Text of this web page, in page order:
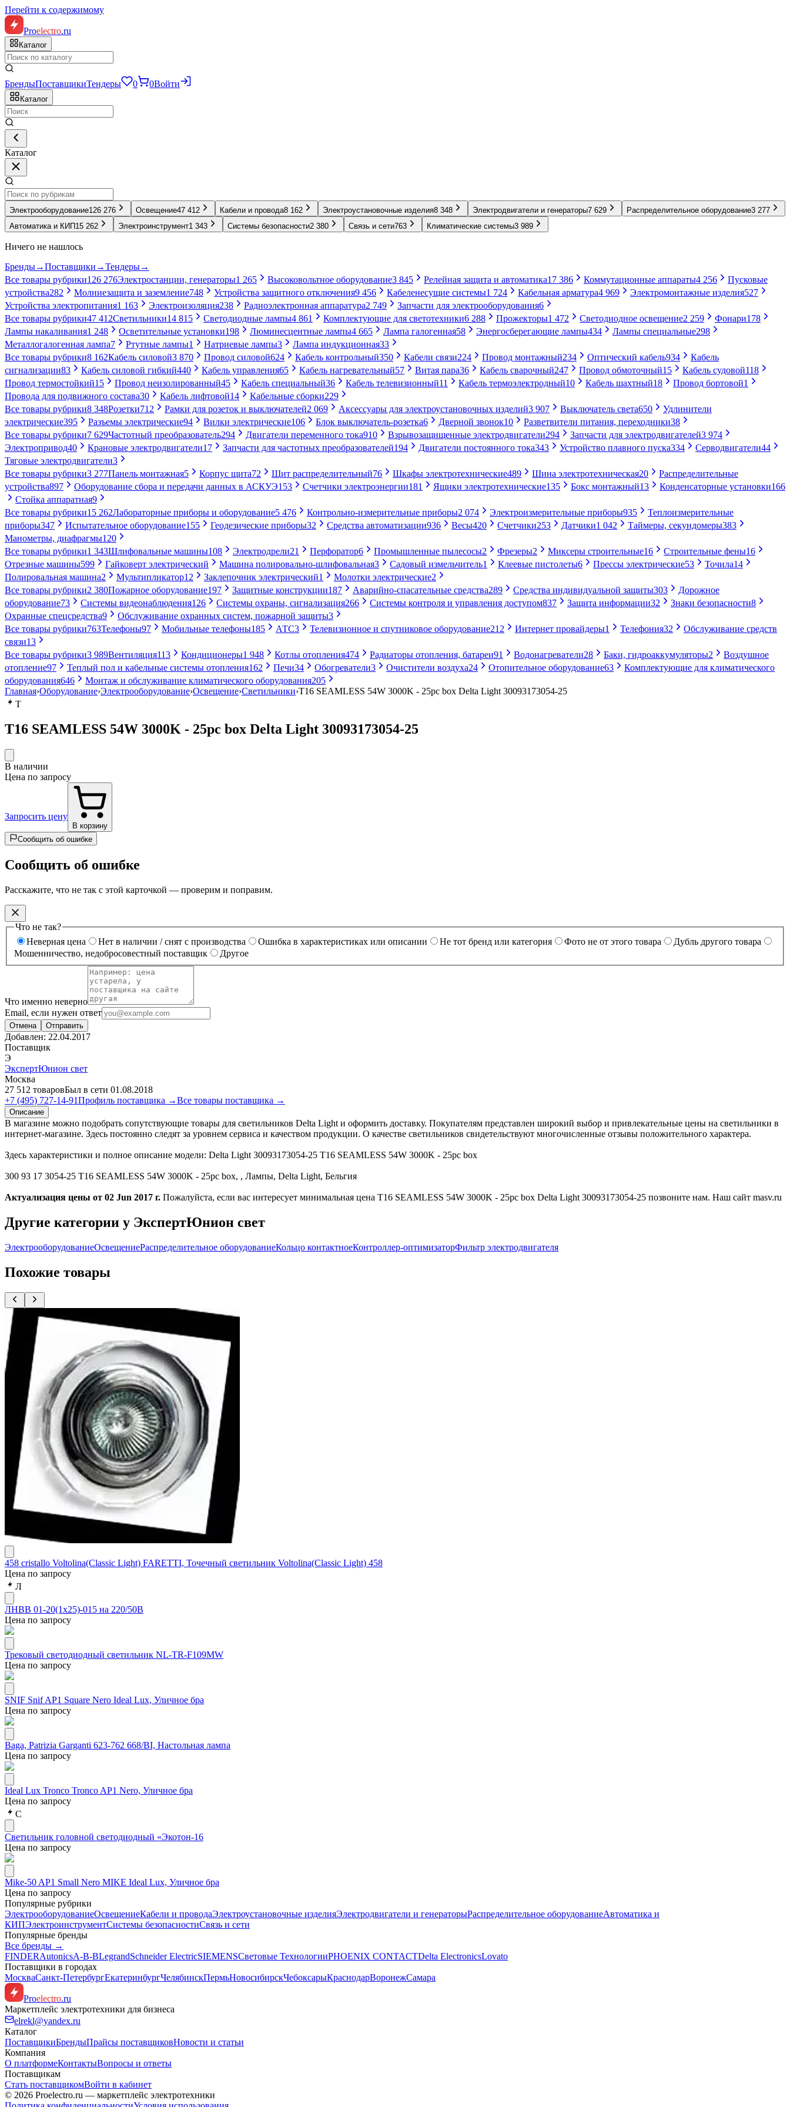
Перейти к содержимому
Proelectro.ru
Каталог
БрендыПоставщикиТендеры 0 0Войти
Каталог
Каталог
Электрооборудование126 276 Освещение47 412 Кабели и провода8 162 Электроустановочные изделия8 348 Электродвигатели и генераторы7 629 Распределительное оборудование3 277
Автоматика и КИП 15 262 Электроинструмент1 343 Системы безопасности2 380 Связь и сети763 Климатические системы3 989
Ничего не нашлось
Бренды→Поставщики →Тендеры→
Все товары рубрики126 276Электростанции, генераторы1 265 Высоковольтное оборудование3 845 Релейная защита и автоматика17 386 Коммутационные аппараты4 256
Пусковые
устройства282 Молниезащита и заземление748 Устройства защитного отключения9 456 Кабеленесущие системы1 724 Кабельная арматура4 969 Электромонтажные изделия527
Устройства электропитания1 163 Электроизоляция238 Радиоэлектронная аппаратура2 749 Запчасти для электрооборудования6
Все товары рубрики47 412Светильники14 815 Светодиодные лампы4 861 Комплектующие для светотехники6 288 Прожекторы1 472 Светодиодное освещение2 259 Фонари178
Лампы накаливания1 248 Осветительные установки198 Люминесцентные лампы4 665 Лампа галогенная58 Энергосберегающие лампы434 Лампы специальные298
Металлогалогенная лампа7 Ртутные лампы1 Натриевые лампы3 Лампа индукционная33
Все товары рубрики8 162Кабель силовой3 870 Провод силовой624 Кабель контрольный350 Кабели связи224 Провод монтажный234 Оптический кабель934
Кабель
сигнализации83 Кабель силовой гибкий440 Кабель управления65 Кабель нагревательный57 Витая пара36 Кабель сварочный247 Провод обмоточный15 Кабель судовой118
Провод термостойкий15 Провод неизолированный45 Кабель специальный36 Кабель телевизионный11 Кабель термоэлектродный10 Кабель шахтный18 Провод бортовой1
Провода для подвижного состава30 Кабель лифтовой14 Кабельные сборки229
Все товары рубрики8 348Розетки712 Рамки для розеток и выключателей2 069 Аксессуары для электроустановочных изделий3 907 Выключатель света650
Удлинители
электрические395 Разъемы электрические94 Вилки электрические106 Блок выключатель-розетка6 Дверной звонок10 Разветвители питания, переходники38
Все товары рубрики7 629Частотный преобразователь294 Двигатели переменного тока910 Взрывозащищенные электродвигатели294 Запчасти для электродвигателей3 974
Электропривод40 Крановые электродвигатели17 Запчасти для частотных преобразователей194 Двигатели постоянного тока343 Устройство плавного пуска334 Серводвигатели44
Тяговые электродвигатели3
Все товары рубрики3 277Панель монтажная5 Корпус щита72 Щит распределительный76 Шкафы электротехнические489 Шина электротехническая20
Распределительные
устройства897 Оборудование сбора и передачи данных в АСКУЭ153 Счетчики электроэнергии181 Ящики электротехнические135 Бокс монтажный13 Конденсаторные установки166
Стойка аппаратная9
Все товары рубрики15 262Лабораторные приборы и оборудование5 476 Контрольно-измерительные приборы2 074 Электроизмерительные приборы935
Теплоизмерительные
приборы347 Испытательное оборудование155 Геодезические приборы32 Средства автоматизации936 Весы420 Счетчики253 Датчики1 042 Таймеры, секундомеры383
Манометры, диафрагмы120
Все товары рубрики1 343Шлифовальные машины108 Электродрели21 Перфоратор6 Промышленные пылесосы2 Фрезеры2 Миксеры строительные16 Строительные фены16
Отрезные машины599 Гайковерт электрический Машина полировально-шлифовальная3 Садовый измельчитель1 Клеевые пистолеты6 Прессы электрические53 Точила14
Полировальная машина2 Мультипликатор12 Заклепочник электрический1 Молотки электрические2
Все товары рубрики2 380Пожарное оборудование197 Защитные конструкции187 Аварийно-спасательные средства289 Средства индивидуальной защиты303
Дорожное
оборудование73 Системы видеонаблюдения126 Системы охраны, сигнализация266 Системы контроля и управления доступом837 Защита информации32 Знаки безопасности8
Охранные спецсредства9 Обслуживание охранных систем, пожарной защиты3
Все товары рубрики763Телефоны97 Мобильные телефоны185 АТС3 Телевизионное и спутниковое оборудование212 Интернет провайдеры1 Телефония32
Обслуживание средств
связи13
Все товары рубрики3 989Вентиляция113 Кондиционеры1 948 Котлы отопления474 Радиаторы отопления, батареи91 Водонагреватели28 Баки, гидроаккумуляторы2
Воздушное
отопление97 Теплый пол и кабельные системы отопления162 Печи34 Обогреватели3 Очистители воздуха24 Отопительное оборудование63
Комплектующие для климатического
оборудования646 Монтаж и обслуживание климатического оборудования205
Главная›Оборудование›Электрооборудование›Освещение›Светильники›T16 SEAMLESS 54W 3000K - 25pc box Delta Light 30093173054-25
T
T16 SEAMLESS 54W 3000K - 25pc box Delta Light 30093173054-25
В наличии
Цена по запросу
Запросить цену
В корзину
Сообщить об ошибке
Сообщить об ошибке
Расскажите, что не так с этой карточкой — проверим и поправим.
Что не так?
Неверная цена
Нет в наличии / снят с производства Ошибка в характеристиках или описании Не тот бренд или категория Фото не от этого товара
Дубль другого товара
Мошенничество, недобросовестный поставщик
Другое
Что именно неверно
Email, если нужен ответ
Отмена Отправить
Добавлен: 22.04.2017
Поставщик
Э
ЭкспертЮнион свет
Москва
27 512 товаровБыл в сети 01.08.2018
+7 (495) 727-14-91Профиль поставщика →Все товары поставщика →
Описание
В магазине можно подобрать сопутствующие товары для светильников Delta Light и оформить доставку. Покупателям представлен широкий выбор и привлекательные цены на светильники в
интернет-магазине. Здесь постоянно следят за уровнем сервиса и качеством продукции. О качестве светильников свидетельствуют многочисленные отзывы положительного характера.
Здесь характеристики и полное описание модели: Delta Light 30093173054-25 T16 SEAMLESS 54W 3000K - 25pc box
300 93 17 3054-25 T16 SEAMLESS 54W 3000K - 25pc box, , Лампы, Delta Light, Бельгия
Актуализация цены от 02 Jun 2017 г. Пожалуйста, если вас интересует минимальная цена T16 SEAMLESS 54W 3000K - 25pc box Delta Light 30093173054-25 позвоните нам. Наш сайт masv.ru
Другие категории у ЭкспертЮнион свет
ЭлектрооборудованиеОсвещениеРаспределительное оборудованиеКольцо контактноеКонтроллер-оптимизаторФильтр электродвигателя
Похожие товары
458 cristallo Voltolina(Classic Light) FARETTI, Точечный светильник Voltolina(Classic Light) 458
Цена по запросу
Л
ЛНВВ 01-20(1х25)-015 на 220/50В
Цена по запросу
Трековый светодиодный светильник NL-TR-F109MW
Цена по запросу
SNIF Snif AP1 Square Nero Ideal Lux, Уличное бра
Цена по запросу
Baga, Patrizia Garganti 623-762 668/BI, Настольная лампа
Цена по запросу
Ideal Lux Tronco Tronco AP1 Nero, Уличное бра
Цена по запросу
С
Светильник головной светодиодный «Экотон-16
Цена по запросу
Mike-50 AP1 Small Nero MIKE Ideal Lux, Уличное бра
Цена по запросу
Популярные рубрики
ЭлектрооборудованиеОсвещениеКабели и проводаЭлектроустановочные изделияЭлектродвигатели и генераторыРаспределительное оборудованиеАвтоматика и
КИПЭлектроинструментСистемы безопасностиСвязь и сети
Популярные бренды
Все бренды →
FINDERAutonicsA-B-BLegrandSchneider ElectricSIEMENSСветовые ТехнологииPHOENIX CONTACTDelta ElectronicsLovato
Поставщики в городах
МоскваСанкт-ПетербургЕкатеринбургЧелябинскПермьНовосибирскЧебоксарыКраснодарВоронежСамара
Proelectro.ru
Маркетплейс электротехники для бизнеса
elrekl@yandex.ru
Каталог
ПоставщикиБрендыПрайсы поставщиковНовости и статьи
Компания
О платформеКонтактыВопросы и ответы
Поставщикам
Стать поставщикомВойти в кабинет
© 2026 Proelectro.ru — маркетплейс электротехники